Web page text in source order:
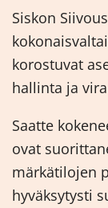
Siskon
korostuvat
hallinta ja
Saatte
ovat
märkätilojen
hyväksytysti